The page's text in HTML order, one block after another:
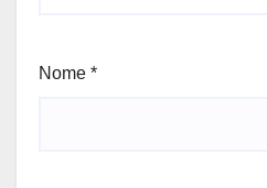
Nome *